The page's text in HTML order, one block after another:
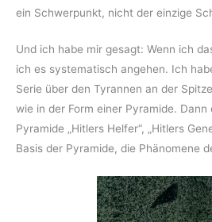
ein Schwerpunkt, nicht der einzige
Und ich habe mir gesagt: Wenn ich
ich es systematisch angehen. Ich
Serie über den Tyrannen an der Spitze
wie in der Form einer Pyramide.
Pyramide „Hitlers Helfer“, „Hitlers
Basis der Pyramide, die Phänomene